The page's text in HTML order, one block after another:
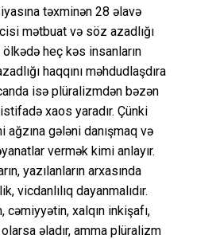
təxminən 28 əlavə
mətbuat və söz azadlığı
ölkədə heç kəs insanların
haqqını məhdudlaşdıra
isə plüralizmdən bəzən
xaos yaradır. Çünki
gələni danışmaq və
vermək kimi anlayır.
yazılanların arxasında
vicdanlılıq dayanmalıdır.
cəmiyyətin, xalqın inkişafı,
əladır, amma plüralizm